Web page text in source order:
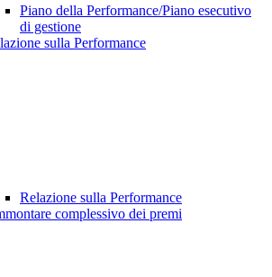
Piano della Performance/Piano esecutivo
di gestione
sulla Performance
Relazione sulla Performance
complessivo dei premi